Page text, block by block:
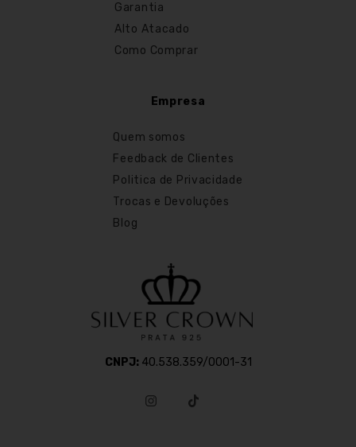
Garantia
Alto Atacado
Como Comprar
Empresa
Quem somos
Feedback de Clientes
Politica de Privacidade
Trocas e Devoluções
Blog
CNPJ: 40.538.359/0001-31